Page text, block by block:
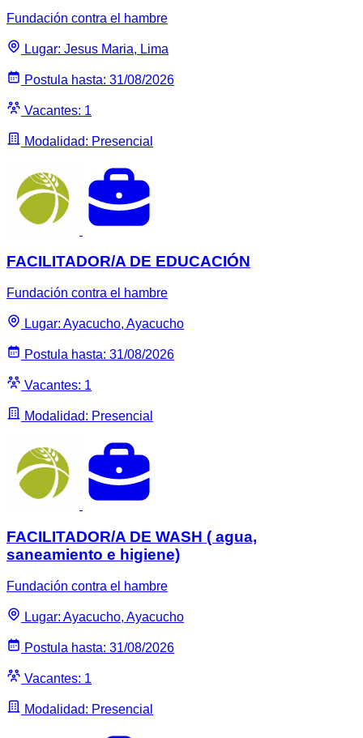
Fundación contra el hambre
Lugar: Jesus Maria, Lima
Postula hasta: 31/08/2026
Vacantes: 1
Modalidad: Presencial
FACILITADOR/A DE EDUCACIÓN
Fundación contra el hambre
Lugar: Ayacucho, Ayacucho
Postula hasta: 31/08/2026
Vacantes: 1
Modalidad: Presencial
FACILITADOR/A DE WASH ( agua,
saneamiento e higiene)
Fundación contra el hambre
Lugar: Ayacucho, Ayacucho
Postula hasta: 31/08/2026
Vacantes: 1
Modalidad: Presencial